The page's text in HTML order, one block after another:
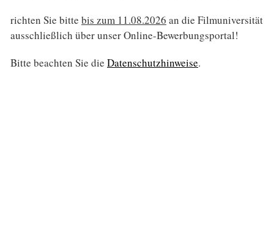
richten Sie bitte bis zum 11.08.2026 an die Filmuniversität
ausschließlich über unser Online-Bewerbungsportal!
Bitte beachten Sie die Datenschutzhinweise.